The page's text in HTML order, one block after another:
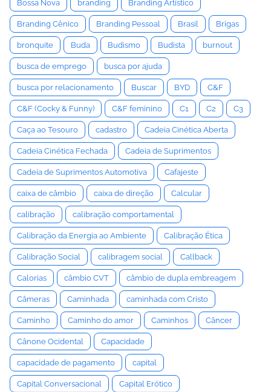
Bossa Nova branding Branding Artístico
Branding Cênico Branding Pessoal Brasil Brigas
bronquite Buda Budismo Budista burnout
busca de emprego busca por ajuda
busca por relacionamento Buscar BYD C&F
C&F (Cocky & Funny) C&F feminino C1 C2 C3
Caça ao Tesouro cadastro Cadeia Cinética Aberta
Cadeia Cinética Fechada Cadeia de Suprimentos
Cadeia de Suprimentos Automotiva Cafajeste
caixa de câmbio caixa de direção Calcular
calibração calibração comportamental
Calibração da Energia ao Ambiente Calibração Ética
Calibração Social calibragem social Callback
Calorias câmbio CVT câmbio de dupla embreagem
Câmeras Caminhada caminhada com Cristo
Caminho Caminho do amor Caminhos Câncer
Cânone Ocidental Capacidade
capacidade de pagamento capital
Capital Conversacional Capital Erótico